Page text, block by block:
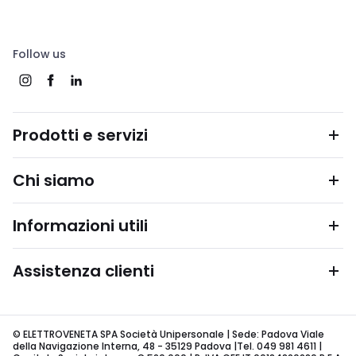
Follow us
Prodotti e servizi
Chi siamo
Informazioni utili
Assistenza clienti
© ELETTROVENETA SPA Società Unipersonale | Sede: Padova Viale
della Navigazione Interna, 48 - 35129 Padova |Tel. 049 981 4611 |